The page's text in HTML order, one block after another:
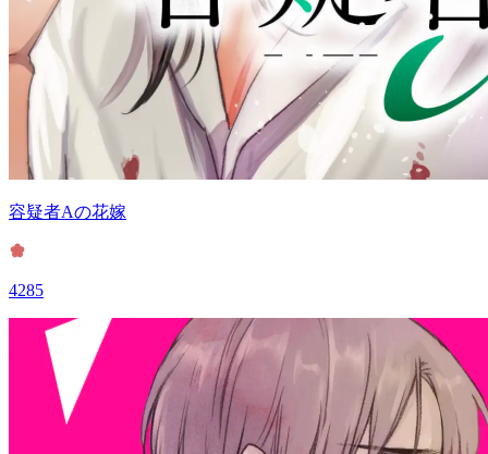
容疑者Aの花嫁
4285